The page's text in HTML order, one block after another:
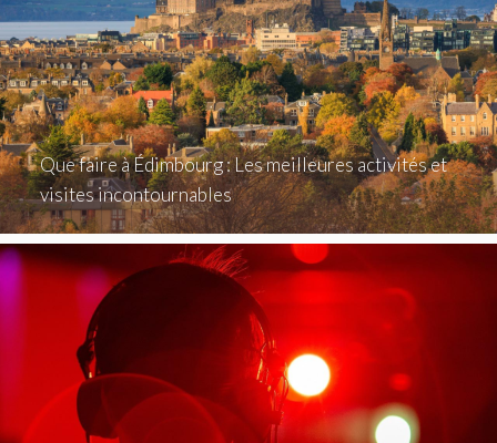
Que faire à Édimbourg : Les meilleures activités et
visites incontournables